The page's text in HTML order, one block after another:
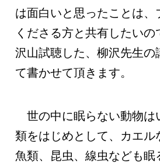
は面白いと思ったことは、
くださる方と共有したいの
沢山試聴した、柳沢先生の
て書かせて頂きます。
世の中に眠らない動物は
類をはじめとして、カエル
魚類、昆虫、線虫なども眠